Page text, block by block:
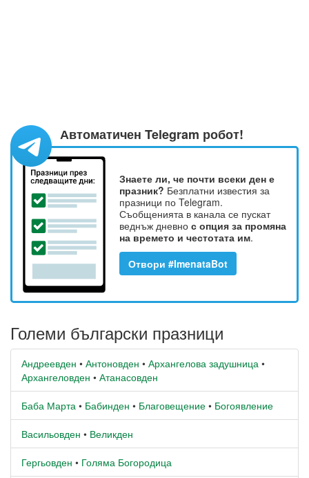
Автоматичен Telegram робот!
Знаете ли, че почти всеки ден е
празник? Безплатни известия за
празници по Telegram.
Съобщенията в канала се пускат
веднъж дневно с опция за промяна
на времето и честотата им.
Отвори #ImenataBot
Големи български празници
Андреевден • Антоновден • Архангелова задушница •
Архангеловден • Атанасовден
Баба Марта • Бабинден • Благовещение • Богоявление
Васильовден • Великден
Гергьовден • Голяма Богородица